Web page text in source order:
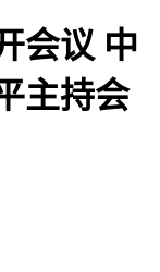
会议 中
主持会